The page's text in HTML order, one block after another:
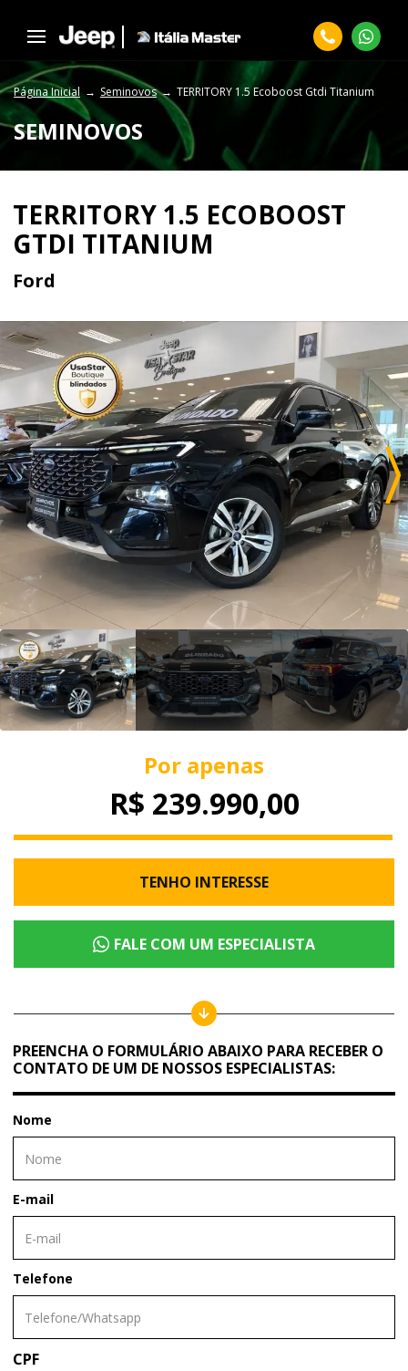
Página Inicial Seminovos TERRITORY 1.5 Ecoboost Gtdi Titanium
SEMINOVOS
TERRITORY 1.5 ECOBOOST
GTDI TITANIUM
Ford
Por apenas
R$ 239.990,00
TENHO INTERESSE
FALE COM UM ESPECIALISTA
PREENCHA O FORMULÁRIO ABAIXO PARA RECEBER O
CONTATO DE UM DE NOSSOS ESPECIALISTAS:
Nome
E-mail
Telefone
CPF